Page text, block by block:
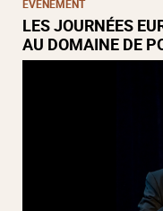
ÉVÈNEMENT
LES JOURNÉES
AU DOMAINE DE